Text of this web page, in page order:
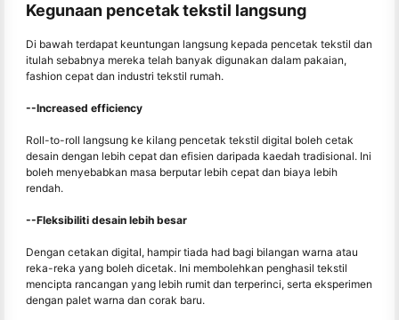
Kegunaan pencetak tekstil langsung
Di bawah terdapat keuntungan langsung kepada pencetak tekstil dan
itulah sebabnya mereka telah banyak digunakan dalam pakaian,
fashion cepat dan industri tekstil rumah.
--Increased efficiency
Roll-to-roll langsung ke kilang pencetak tekstil digital boleh cetak
desain dengan lebih cepat dan efisien daripada kaedah tradisional. Ini
boleh menyebabkan masa berputar lebih cepat dan biaya lebih
rendah.
--Fleksibiliti desain lebih besar
Dengan cetakan digital, hampir tiada had bagi bilangan warna atau
reka-reka yang boleh dicetak. Ini membolehkan penghasil tekstil
mencipta rancangan yang lebih rumit dan terperinci, serta eksperimen
dengan palet warna dan corak baru.